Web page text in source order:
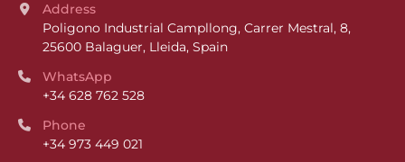
Address
Poligono Industrial Campllong, Carrer Mestral, 8,
25600 Balaguer, Lleida, Spain
WhatsApp
+34 628 762 528
Phone
+34 973 449 021